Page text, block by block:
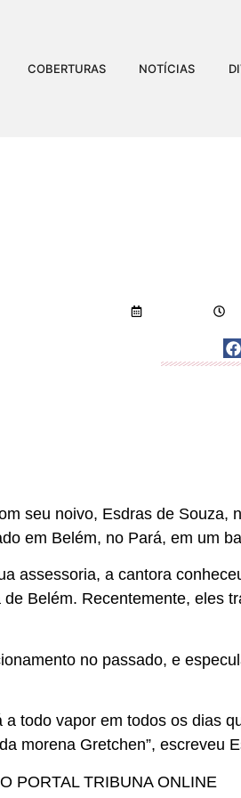
COBERTURAS NOTÍCIAS
seu noivo, Esdras de Souza,
em Belém, no Pará, em um
assessoria, a cantora
Belém. Recentemente, eles
no passado, e
todo vapor em todos os dias
morena Gretchen”, escreveu
PORTAL TRIBUNA ONLINE